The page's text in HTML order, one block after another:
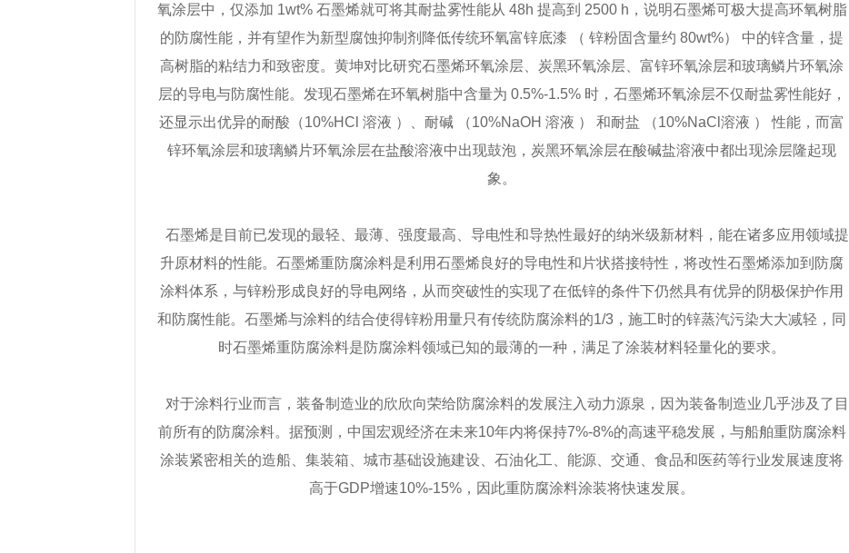
氧涂层中，仅添加 1wt% 石墨烯就可将其耐盐雾性能从 48h 提高到 2500 h ，说明石墨烯可极大提高环氧树脂
的防腐性能，并有望作为新型腐蚀抑制剂降低传统环氧富锌底漆
（ 锌粉固含量约 80wt%）
中的锌含量，提
高树脂的粘结力和致密度。黄坤对比研究石墨烯环氧涂层、炭黑环氧涂层、富锌环氧涂层和玻璃鳞片环氧涂
层的导电与防腐性能。发现石墨烯在环氧树脂中含量为 0.5%-1.5% 时，石墨烯环氧涂层不仅耐盐雾性能好，
还显示出优异的耐酸（10%HCl溶液 ）、耐碱 （10%NaOH溶液 ） 和耐盐 （10%NaCl溶液 ）
性能，而富
锌环氧涂层和玻璃鳞片环氧涂层在盐酸溶液中出现鼓泡，炭黑环氧涂层在酸碱盐溶液中都出现涂层隆起现
象。
石墨烯是目前已发现的最轻、最薄、强度最高、导电性和导热性最好的纳米级新材料，能在诸多应用领域提
升原材料的性能。石墨烯重防腐涂料是利用石墨烯良好的导电性和片状搭接特性，将改性石墨烯添加到防腐
涂料体系，与锌粉形成良好的导电网络，从而突破性的实现了在低锌的条件下仍然具有优异的阴极保护作用
和防腐性能。石墨烯与涂料的结合使得锌粉用量只有传统防腐涂料的1/3 ，施工时的锌蒸汽污染大大减轻，同
时石墨烯重防腐涂料是防腐涂料领域已知的最薄的一种，满足了涂装材料轻量化的要求。
对于涂料行业而言，装备制造业的欣欣向荣给防腐涂料的发展注入动力源泉，因为装备制造业几乎涉及了目
前所有的防腐涂料。据预测，中国宏观经济在未来10年内将保持7%-8%的高速平稳发展，与船舶重防腐涂料
涂装紧密相关的造船、集装箱、城市基础设施建设、石油化工、能源、交通、食品和医药等行业发展速度将
高于GDP增速10%-15% ，因此重防腐涂料涂装将快速发展。